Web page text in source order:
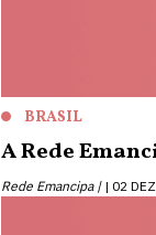
BRASIL
A Rede
Rede Emancipa | 02